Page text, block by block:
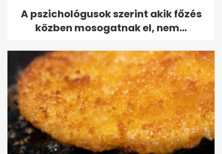
A pszichológusok szerint akik főzés
közben mosogatnak el, nem...